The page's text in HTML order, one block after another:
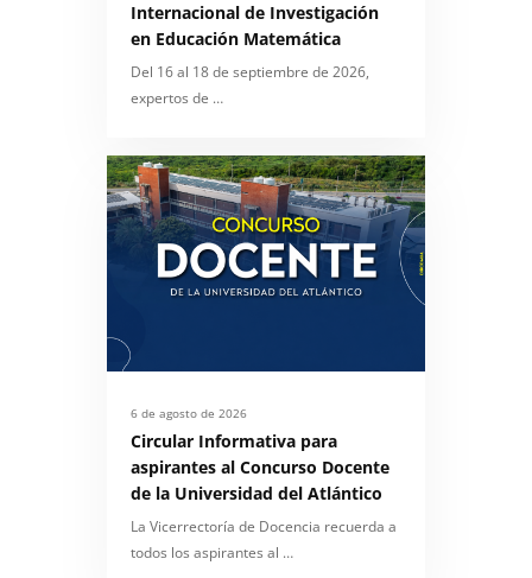
Internacional de Investigación
en Educación Matemática
Del 16 al 18 de septiembre de 2026,
expertos de …
6 de agosto de 2026
Circular Informativa para
aspirantes al Concurso Docente
de la Universidad del Atlántico
La Vicerrectoría de Docencia recuerda a
todos los aspirantes al …